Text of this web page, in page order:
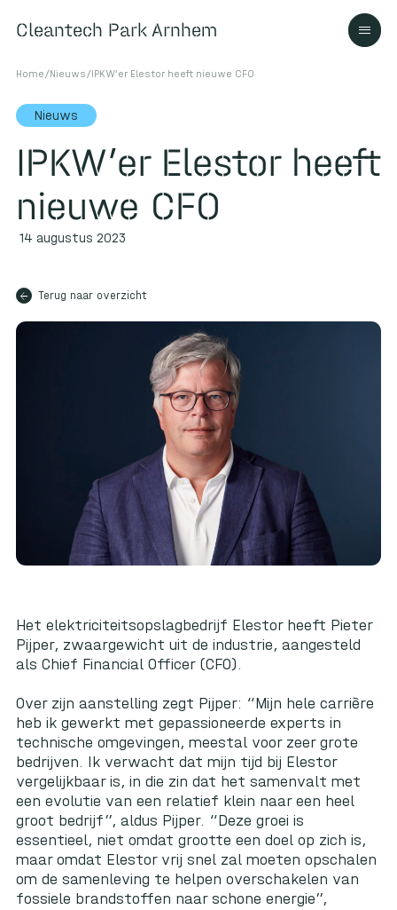
Cleantech Park Arnhem
Home /Nieuws /IPKW’er Elestor heeft nieuwe CFO
Nieuws
IPKW’er Elestor heeft
nieuwe CFO
14 augustus 2023
arrow_back Terug naar overzicht
Het elektriciteitsopslagbedrijf Elestor heeft Pieter
Pijper, zwaargewicht uit de industrie, aangesteld
als Chief Financial Officer (CFO).
Over zijn aanstelling zegt Pijper: “Mijn hele carrière
heb ik gewerkt met gepassioneerde experts in
technische omgevingen, meestal voor zeer grote
bedrijven. Ik verwacht dat mijn tijd bij Elestor
vergelijkbaar is, in die zin dat het samenvalt met
een evolutie van een relatief klein naar een heel
groot bedrijf”, aldus Pijper. “Deze groei is
essentieel, niet omdat grootte een doel op zich is,
maar omdat Elestor vrij snel zal moeten opschalen
om de samenleving te helpen overschakelen van
fossiele brandstoffen naar schone energie”,
Cleantech Park Arnhem
Over
Ecosysteem
Contact